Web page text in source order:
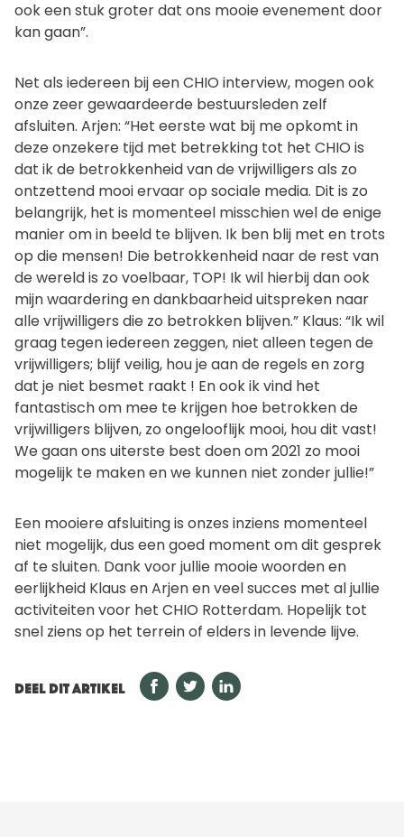
ook een stuk groter dat ons mooie evenement door
kan gaan”.
Net als iedereen bij een CHIO interview, mogen ook
onze zeer gewaardeerde bestuursleden zelf
afsluiten. Arjen: “Het eerste wat bij me opkomt in
deze onzekere tijd met betrekking tot het CHIO is
dat ik de betrokkenheid van de vrijwilligers als zo
ontzettend mooi ervaar op sociale media. Dit is zo
belangrijk, het is momenteel misschien wel de enige
manier om in beeld te blijven. Ik ben blij met en trots
op die mensen! Die betrokkenheid naar de rest van
de wereld is zo voelbaar, TOP! Ik wil hierbij dan ook
mijn waardering en dankbaarheid uitspreken naar
alle vrijwilligers die zo betrokken blijven.” Klaus: “Ik wil
graag tegen iedereen zeggen, niet alleen tegen de
vrijwilligers; blijf veilig, hou je aan de regels en zorg
dat je niet besmet raakt ! En ook ik vind het
fantastisch om mee te krijgen hoe betrokken de
vrijwilligers blijven, zo ongelooflijk mooi, hou dit vast!
We gaan ons uiterste best doen om 2021 zo mooi
mogelijk te maken en we kunnen niet zonder jullie!”
Een mooiere afsluiting is onzes inziens momenteel
niet mogelijk, dus een goed moment om dit gesprek
af te sluiten. Dank voor jullie mooie woorden en
eerlijkheid Klaus en Arjen en veel succes met al jullie
activiteiten voor het CHIO Rotterdam. Hopelijk tot
snel ziens op het terrein of elders in levende lijve.
DEEL DIT ARTIKEL